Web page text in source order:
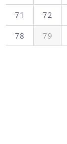
71 72
78 79